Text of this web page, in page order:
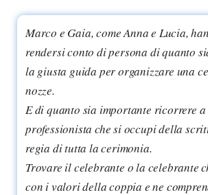
Marco e Gaia, come Anna e Lucia,
rendersi conto di persona di quanto
la giusta guida per organizzare una
nozze.
E di quanto sia importante ricorrere
professionista che si occupi della
regia di tutta la cerimonia.
Trovare il celebrante o la celebrante
con i valori della coppia e ne